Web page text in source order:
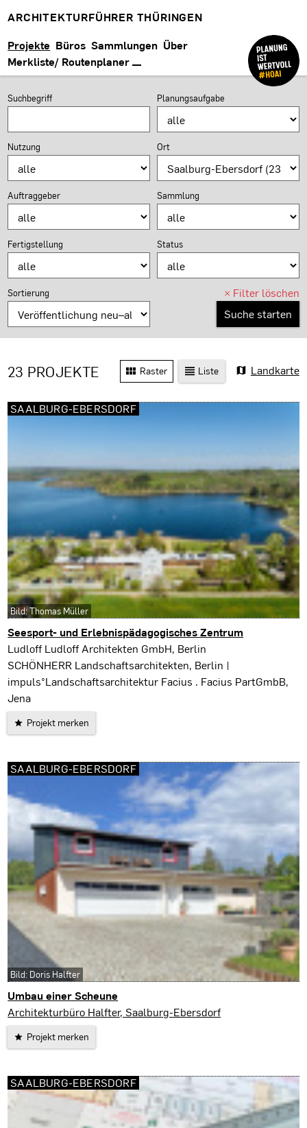
ARCHITEKTURFÜHRER THÜRINGEN
Projekte Büros Sammlungen Über
Merkliste/ Routenplaner
PROJEKTSUCHE
Suchformular
Suchbegriff Planungsaufgabe
Nutzung Ort
Auftraggeber Sammlung
Fertigstellung Status
Sortierung × Filter löschen
23 PROJEKTE Raster Liste Landkarte
Seesport- und Erlebnispädagogisches Zentrum
Saalburg-Ebersdorf
Ludloff Ludloff Architekten GmbH, Berlin
SCHÖNHERR Landschaftsarchitekten, Berlin |
impuls°Landschaftsarchitektur Facius . Facius PartGmbB,
Jena
Projekt merken
SAALBURG-EBERSDORF
Bild: Thomas Müller
Umbau einer Scheune
Saalburg-Ebersdorf
Architekturbüro Halfter, Saalburg-Ebersdorf
Projekt merken
SAALBURG-EBERSDORF
Bild: Doris Halfter
SAALBURG-EBERSDORF